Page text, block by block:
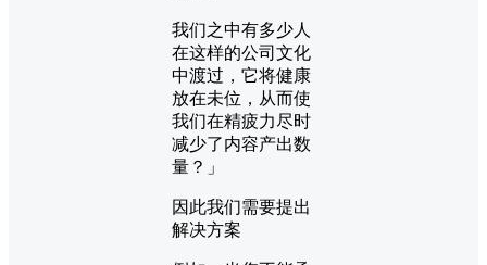
我们之中有多少人
在这样的公司文化
中渡过，它将健康
放在未位，从而使
我们在精疲力尽时
减少了内容产出数
量？」
因此我们需要提出
解决方案